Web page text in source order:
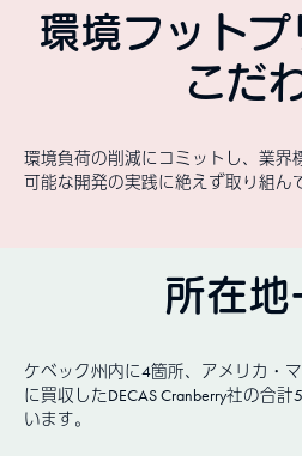
環境フット
こだ
環境負荷の削減にコミットし、業界
可能な開発の実践に絶えず取り組ん
所在地
ケベック州内に4箇所、アメリカ・
に買収したDECAS Cranberry社の合
います。